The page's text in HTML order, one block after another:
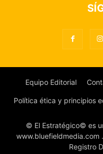
Equipo Editorial
Política ética y principios
© El Estratégico© es
www.bluefieldmedia.com
Registro